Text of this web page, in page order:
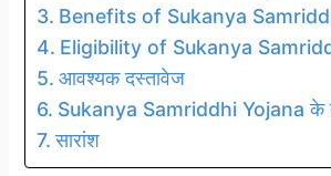
Benefits of Sukanya
Eligibility of Sukanya
आवश्यक दस्तावेज
Sukanya Samriddhi Yojana के
सारांश